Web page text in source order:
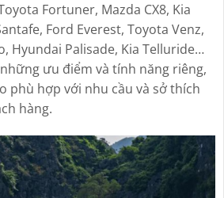
Fortuner, Mazda CX8, Kia
Ford Everest, Toyota Venz,
Hyundai Palisade, Kia Telluride…
ưu điểm và tính năng riêng,
phù hợp với nhu cầu và sở thích
hàng.